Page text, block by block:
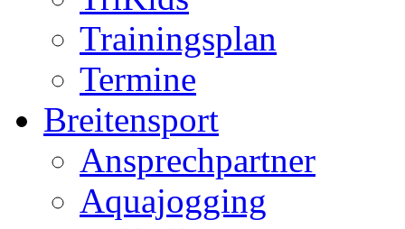
Trainingsplan
Termine
Breitensport
Ansprechpartner
Aquajogging